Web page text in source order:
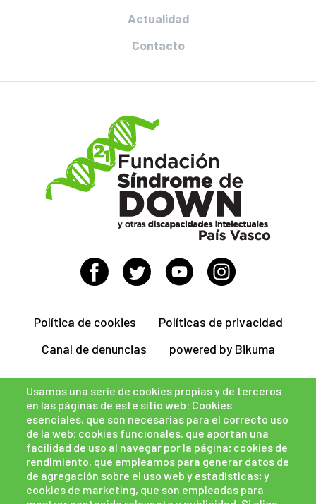
Usamos una serie de cookies propias y de terceros
en las páginas de este sitio web: Cookies
esenciales, que son necesarias para el correcto uso
de la web; cookies funcionales, que aportan una
facilidad de uso al navegar por la página; cookies de
rendimiento, que empleamos para generar datos de
de agregación sobre el uso web y estadísticas; y
cookies de marketing, que son empleadas para
Actualidad
Contacto
Política de cookies
Políticas de privacidad
Canal de denuncias
powered by Bikuma